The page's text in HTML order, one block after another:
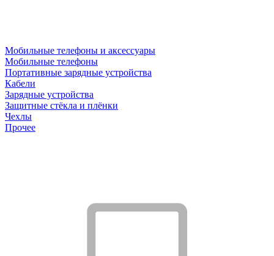
Мобильные телефоны и аксессуары
Мобильные телефоны
Портативные зарядные устройства
Кабели
Зарядные устройства
Защитные стёкла и плёнки
Чехлы
Прочее